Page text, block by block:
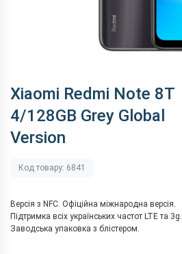
Xiaomi Redmi Note 8T
4/128GB Grey Global
Version
Код товару: 6841
Версія з NFC. Офіційна міжнародна версія.
Підтримка всіх українських частот LTE та 3g.
Заводська упаковка з блістером.